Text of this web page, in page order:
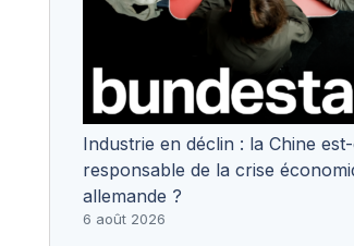
Industrie en déclin : la Chine
responsable de la crise
allemande ?
6 août 2026